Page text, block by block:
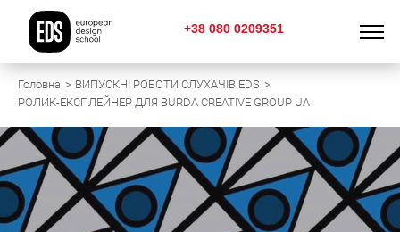
+38 080 0209351
Головна
ВИПУСКНІ РОБОТИ СЛУХАЧІВ EDS
РОЛИК-ЕКСПЛЕЙНЕР ДЛЯ BURDA CREATIVE GROUP UA